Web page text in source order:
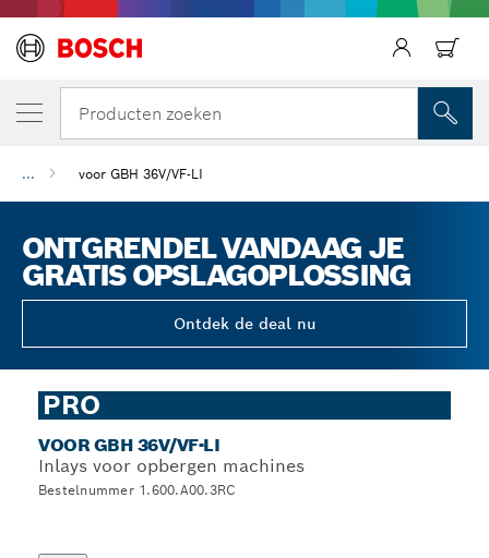
Producten zoeken
... voor GBH 36V/VF-LI
ONTGRENDEL VANDAAG JE
GRATIS OPSLAGOPLOSSING
Ontdek de deal nu
PRO
VOOR GBH 36V/VF-LI
Inlays voor opbergen machines
Bestelnummer 1.600.A00.3RC